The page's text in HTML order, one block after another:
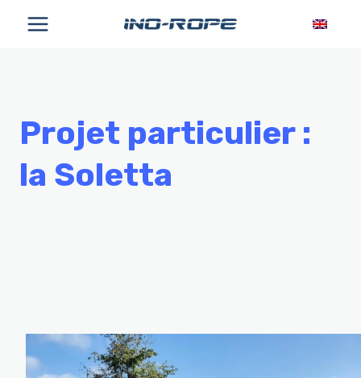
Projet particulier :
la Soletta